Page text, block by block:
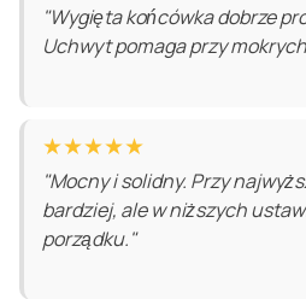
"Wygięta końcówka dobrze
Uchwyt pomaga przy
★★★★★
"Mocny i solidny. Przy
bardziej, ale w niższych
porządku."